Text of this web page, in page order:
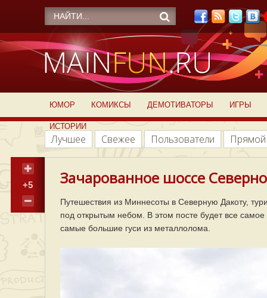
ЮМОР КОМИКСЫ ДЕМОТИВАТОРЫ ИГРЫ
ИСТОРИИ
Лучшее Свежее Пользователи
+5 Зачарованное шоссе
Путешествия из Миннесоты в Северную Дакоту,
под открытым небом. В этом посте будет все
самые большие гуси из металлолома.